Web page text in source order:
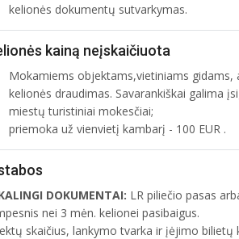
kelionės dokumentų sutvarkymas.
kainą neįskaičiuota
Mokamiems objektams,vietiniams gidams,
kelionės draudimas. Savarankiškai galima
miestų turistiniai mokesčiai;
priemoka už vienvietį kambarį - 100 EUR .
DOKUMENTAI: LR piliečio pasas
nei 3 mėn. kelionei pasibaigus.
skaičius, lankymo tvarka ir įėjimo bilietų